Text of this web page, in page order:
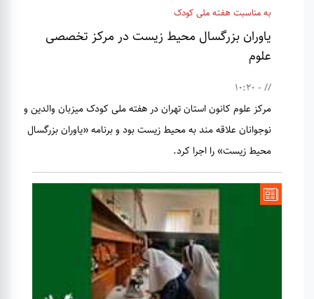
به مناسبت هفته ملی کودک
یاوران بزرگسال محیط زیست در مرکز تخصصی
علوم
// - 10:20
مرکز علوم کانون استان تهران در هفته ملی کودک میزبان والدین و
نوجوانان علاقه مند به محیط زیست بود و برنامه «یاوران بزرگسال
محیط زیست» را اجرا کرد.